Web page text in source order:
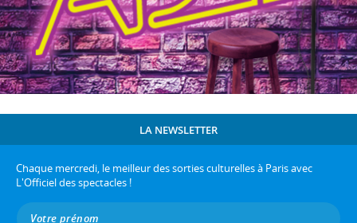
LA NEWSLETTER
Chaque mercredi, le meilleur des sorties culturelles à Paris avec
L'Officiel des spectacles !